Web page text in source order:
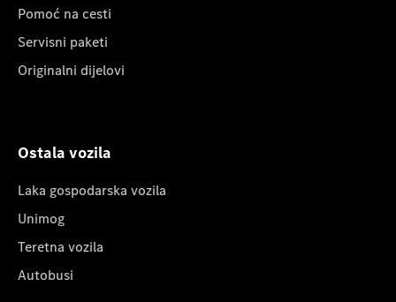
Pomoć na cesti
Servisni paketi
Originalni dijelovi
Ostala vozila
Laka gospodarska vozila
Unimog
Teretna vozila
Autobusi